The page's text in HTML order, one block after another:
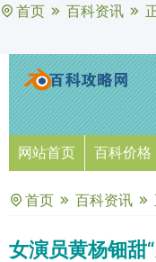
首页 百科资讯
网站首页 百科价格
首页 百科资讯
女演员黄杨钿甜